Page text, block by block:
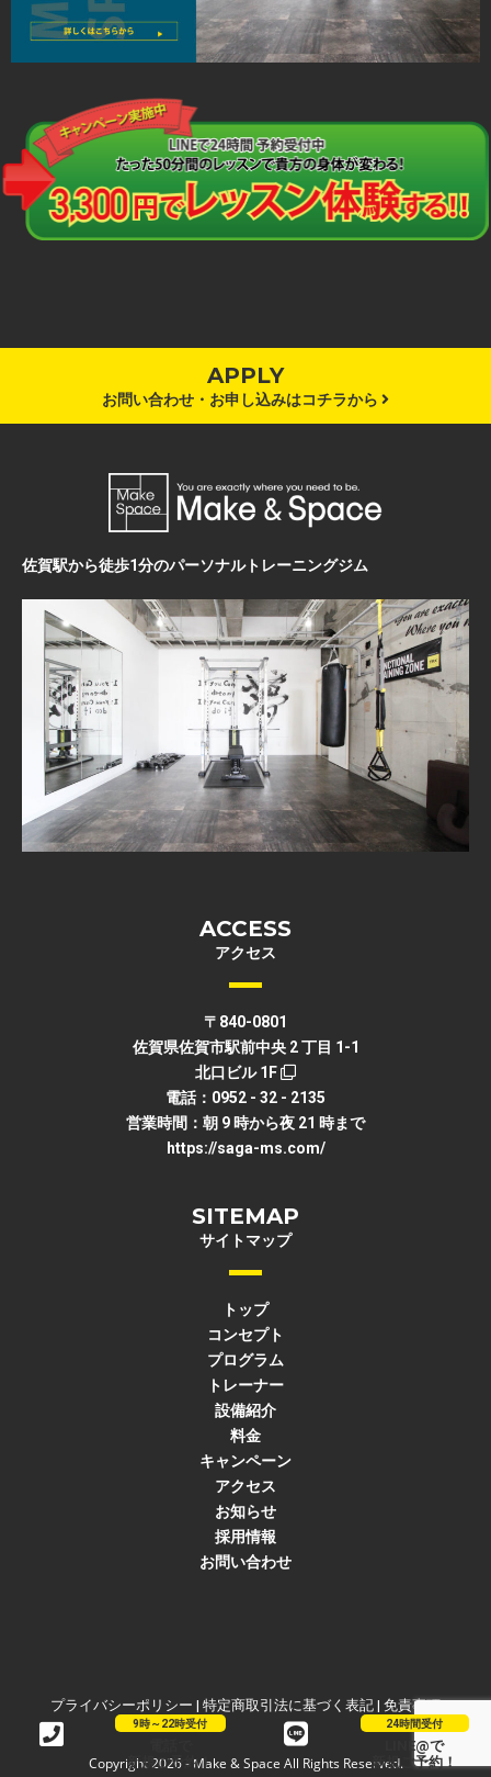
APPLY
お問い合わせ・お申し込みはコチラから
佐賀駅から徒歩1分のパーソナルトレーニングジム
ACCESS
アクセス
〒840-0801
佐賀県佐賀市駅前中央 2 丁目 1-1
北口ビル 1F
電話：0952 - 32 - 2135
営業時間：朝 9 時から夜 21 時まで
https://saga-ms.com/
SITEMAP
サイトマップ
トップ
コンセプト
プログラム
トレーナー
設備紹介
料金
キャンペーン
アクセス
お知らせ
採用情報
お問い合わせ
プライバシーポリシー | 特定商取引法に基づく表記 | 免責事項
Copyright 2026 - Make & Space All Rights Reserved.